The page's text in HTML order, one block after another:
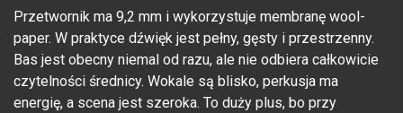
Przetwornik ma 9,2 mm i wykorzystuje membranę wool-
paper. W praktyce dźwięk jest pełny, gęsty i przestrzenny.
Bas jest obecny niemal od razu, ale nie odbiera całkowicie
czytelności średnicy. Wokale są blisko, perkusja ma
energię, a scena jest szeroka. To duży plus, bo przy